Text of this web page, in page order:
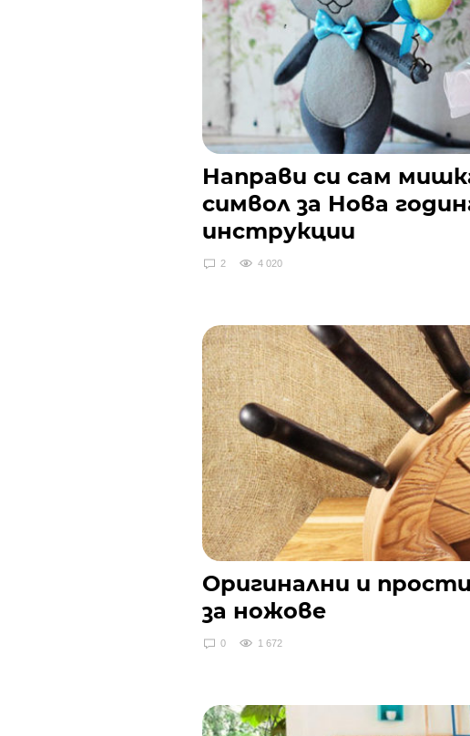
Направи си сам
символ за Нова
инструкции
2 4 020
Оригинални и
за ножове
0 1 672